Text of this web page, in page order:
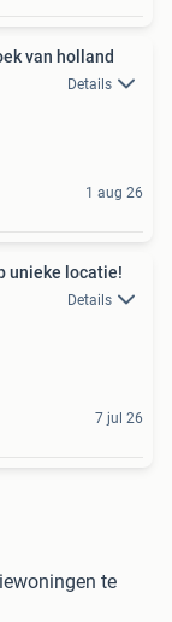
van holland
Details
1 aug 26
unieke locatie!
Details
7 jul 26